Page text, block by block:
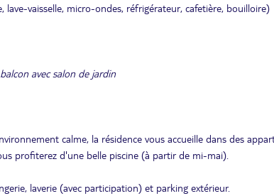
vaisselle, micro-ondes, réfrigérateur, cafetière, bouilloire)
avec salon de jardin
calme, la résidence vous accueille dans des
profiterez d'une belle piscine (à partir de mi-mai).
laverie (avec participation) et parking extérieur.